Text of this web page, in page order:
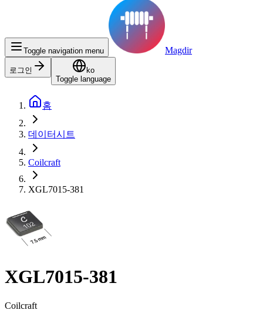
Toggle navigation menu Magdir
로그인
ko
Toggle language
홈
데이터시트
Coilcraft
XGL7015-381
XGL7015-381
Coilcraft